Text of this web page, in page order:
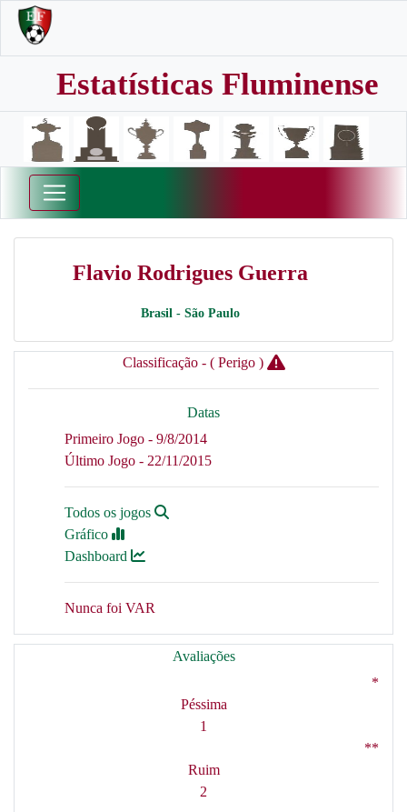
Estatísticas Fluminense
Flavio Rodrigues Guerra
Brasil - São Paulo
Classificação - ( Perigo )
Datas
Primeiro Jogo - 9/8/2014
Último Jogo - 22/11/2015
Todos os jogos
Gráfico
Dashboard
Nunca foi VAR
Avaliações
*
Péssima
1
**
Ruim
2